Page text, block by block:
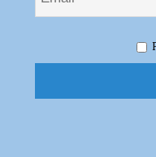
regole sul deflusso ecologico